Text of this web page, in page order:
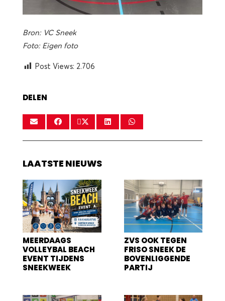
Bron: VC Sneek
Foto: Eigen foto
Post Views: 2.706
DELEN
LAATSTE NIEUWS
MEERDAAGS
VOLLEYBAL BEACH
EVENT TIJDENS
SNEEKWEEK
ZVS OOK TEGEN
FRISO SNEEK DE
BOVENLIGGENDE
PARTIJ